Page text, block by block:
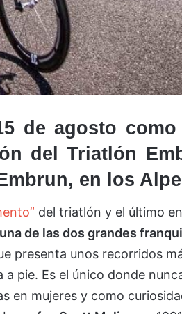
de agosto
del Triatlón
en los
del triatlón y el último
de las dos grandes
presenta unos recorridos
pie. Es el único donde
en mujeres y como